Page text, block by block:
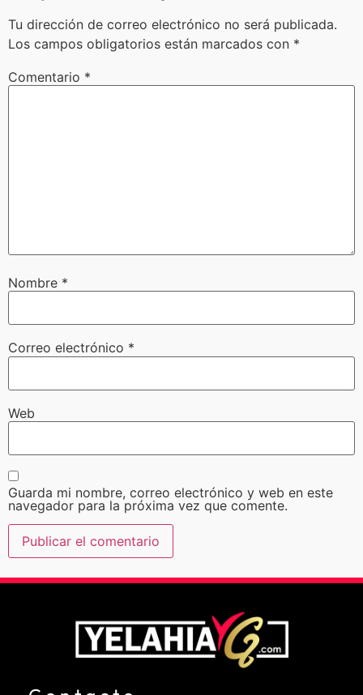
Tu dirección de correo electrónico no será publicada.
Los campos obligatorios están marcados con *
Comentario *
Nombre *
Correo electrónico *
Web
Guarda mi nombre, correo electrónico y web en este
navegador para la próxima vez que comente.